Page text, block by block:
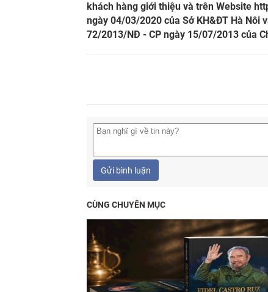
khách hàng giới thiệu và trên Website
ngày 04/03/2020 của Sở KH&ĐT Hà Nôi
72/2013/NĐ - CP ngày 15/07/2013 của
Gửi bình luận
CÙNG CHUYÊN MỤC